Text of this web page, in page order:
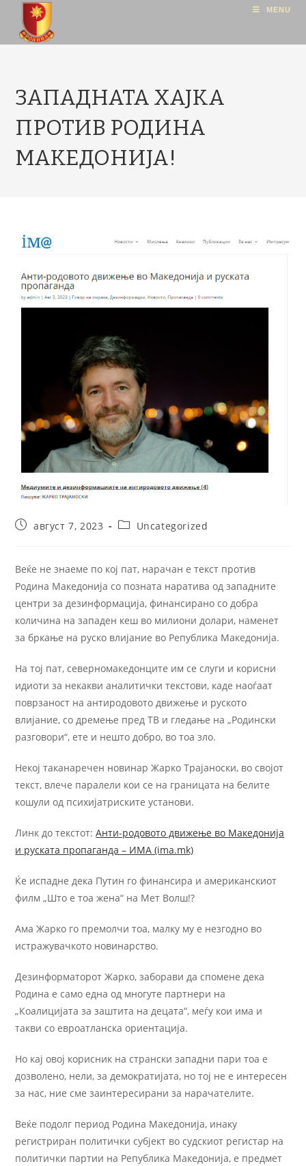
MENU
ЗАПАДНАТА ХАЈКА
ПРОТИВ РОДИНА
МАКЕДОНИЈА!
август 7, 2023 Uncategorized
Веќе не знаеме по кој пат, нарачан е текст против
Родина Македонија со позната наратива од западните
центри за дезинформација, финансирано со добра
количина на западен кеш во милиони долари, наменет
за бркање на руско влијание во Република Македонија.
На тој пат, северномакедонците им се слуги и корисни
идиоти за некакви аналитички текстови, каде наоѓаат
поврзаност на антиродовото движење и руското
влијание, со дремење пред ТВ и гледање на „Родински
разговори“, ете и нешто добро, во тоа зло.
Некој таканаречен новинар Жарко Трајаноски, во својот
текст, влече паралели кои се на границата на белите
кошули од психијатриските установи.
Линк до текстот:Анти-родовото движење во Македонија
и руската пропаганда – ИМА (ima.mk)
Ќе испадне дека Путин го финансира и американскиот
филм „Што е тоа жена“ на Мет Волш!?
Ама Жарко го премолчи тоа, малку му е незгодно во
истражувачкото новинарство.
Дезинформаторот Жарко, заборави да спомене дека
Родина е само една од многуте партнери на
„Коалицијата за заштита на децата“, меѓу кои има и
такви со евроатланска ориентација.
Но кај овој корисник на странски западни пари тоа е
дозволено, нели, за демократијата, но тој не е интересен
за нас, ние сме заинтересирани за нарачателите.
Веќе подолг период Родина Македонија, инаку
регистриран политички субјект во судскиот регистар на
политички партии на Република Македонија, е предмет